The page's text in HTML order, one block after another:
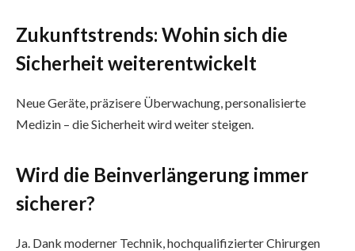
Zukunftstrends: Wohin sich die
Sicherheit weiterentwickelt
Neue Geräte, präzisere Überwachung, personalisierte
Medizin – die Sicherheit wird weiter steigen.
Wird die Beinverlängerung immer
sicherer?
Ja. Dank moderner Technik, hochqualifizierter Chirurgen